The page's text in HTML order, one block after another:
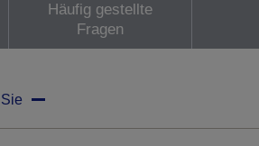
Häufig gestellte
Fragen